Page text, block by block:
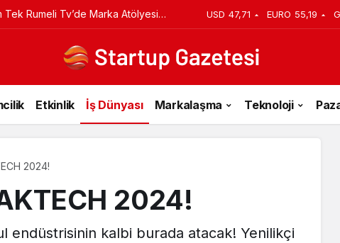
Veriyorsun? Asıl Risk Ürettiğin USD 47,71 EURO 55,19
Etkinlik İş Dünyası Markalaşma Teknoloji
2024!
2024!
endüstrisinin kalbi burada atacak! Yenilikçi